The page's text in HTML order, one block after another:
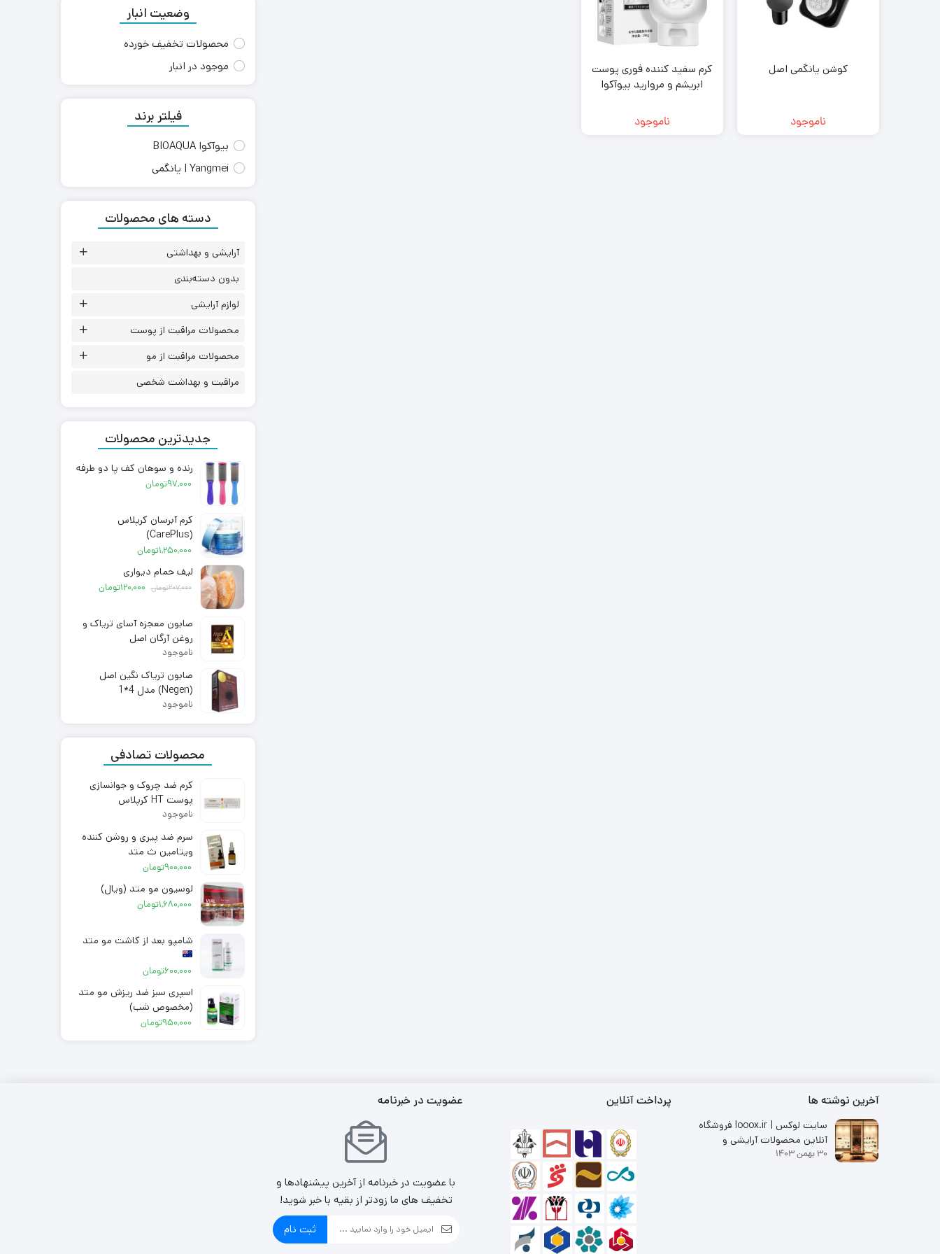
کوشن یانگمی اصل
ناموجود
کرم سفید کننده فوری پوست
ابریشم و مروارید بیوآکوا
ناموجود
وضعیت انبار
محصولات تخفیف خورده
موجود در انبار
فیلتر برند
بیوآکوا BIOAQUA
Yangmei | یانگمی
دسته های محصولات
آرایشی و بهداشتی
بدون دسته‌بندی
لوازم آرایشی
محصولات مراقبت از پوست
محصولات مراقبت از مو
مراقبت و بهداشت شخصی
جدیدترین محصولات
رنده و سوهان کف پا دو طرفه
97,000تومان
کرم آبرسان کرپلاس
(CarePlus)
1,250,000تومان
لیف حمام دیواری
207,000تومان قیمت
207,000تومان
بود.
120,000تومان
120,000تومان.صابون معجزه آسای تریاک و
روغن آرگان اصل
ناموجود
صابون تریاک نگین اصل
(Negen) مدل 4*1
ناموجود
محصولات تصادفی
کرم ضد چروک و جوانسازی
پوست HT کرپلاس
ناموجود
سرم ضد پیری و روشن کننده
ویتامین ث متد
900,000تومان
لوسیون مو متد (ویال)
1,680,000تومان
شامپو بعد از کاشت مو متد
600,000تومان
اسپری سبز ضد ریزش مو متد
(مخصوص شب)
950,000تومان
آخرین نوشته ها
سایت لوکس | looox.ir فروشگاه
آنلاین محصولات آرایشی و
بهداشتی با برندهای معتبر از جمله
30 بهمن 1403
پرداخت آنلاین عضویت در خبرنامه
با عضویت در خبرنامه از آخرین پیشنهادها و
تخفیف های ما زودتر از بقیه با خبر شوید!
ثبت نام